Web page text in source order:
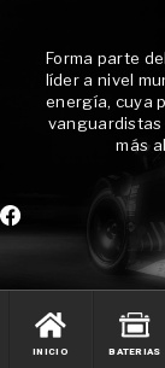
Forma parte
líder a nivel
energía, cuya
vanguardistas
más
INICIO BATERIAS